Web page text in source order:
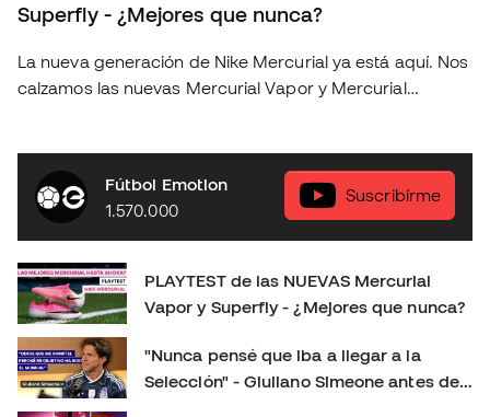
Superfly - ¿Mejores que nunca?
La nueva generación de Nike Mercurial ya está aquí. Nos
calzamos las nuevas Mercurial Vapor y Mercurial
respecto a la generación anterior. En este playtest
analizamos: 👟 Ajuste y comodidad. ⚽ Sensaciones con
el balón. 🚀 Tracción, aceleración y cambios de ritmo. 🔍
Todas las novedades de esta nueva generación. 🤔
¿Merecen la pena? ¿Cuál elegir: Vapor o Superfly?
Déjanos en los comentarios tu opinión: ¿Eres más de
Mercurial Vapor o de Mercurial Superfly? 👇 Consíguelas
aquí:
https://www.futbolemotion.com/es/categoria/botas-de-
futbol/nike/linea-mercurial-velocidad Síguenos para no
Fútbol Emotion
1.570.000
Suscribírme
PLAYTEST de las NUEVAS Mercurial
Vapor y Superfly - ¿Mejores que nunca?
"Nunca pensé que iba a llegar a la
Selección" - Giuliano Simeone antes de